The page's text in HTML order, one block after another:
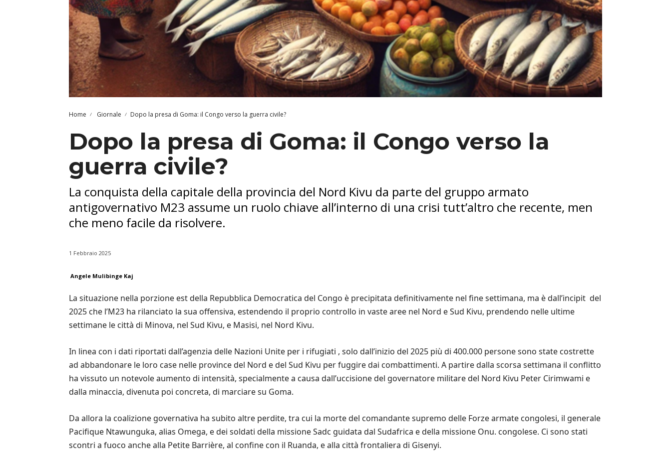
Home Giornale Dopo la presa di Goma: il Congo verso la guerra civile?
Dopo la presa di Goma: il Congo verso la
guerra civile?
La conquista della capitale della provincia del Nord Kivu da parte del gruppo armato
antigovernativo M23 assume un ruolo chiave all’interno di una crisi tutt’altro che recente, men
che meno facile da risolvere.
1 Febbraio 2025
Angele Mulibinge Kaj
La situazione nella porzione est della Repubblica Democratica del Congo è precipitata definitivamente nel fine settimana, ma è dall’incipit del
2025 che l’M23 ha rilanciato la sua offensiva, estendendo il proprio controllo in vaste aree nel Nord e Sud Kivu, prendendo nelle ultime
settimane le città di Minova, nel Sud Kivu, e Masisi, nel Nord Kivu.
In linea con i dati riportati dall’agenzia delle Nazioni Unite per i rifugiati , solo dall’inizio del 2025 più di 400.000 persone sono state costrette
ad abbandonare le loro case nelle province del Nord e del Sud Kivu per fuggire dai combattimenti. A partire dalla scorsa settimana il conflitto
ha vissuto un notevole aumento di intensità, specialmente a causa dall’uccisione del governatore militare del Nord Kivu Peter Cirimwami e
dalla minaccia, divenuta poi concreta, di marciare su Goma.
Da allora la coalizione governativa ha subito altre perdite, tra cui la morte del comandante supremo delle Forze armate congolesi, il generale
Pacifique Ntawunguka, alias Omega, e dei soldati della missione Sadc guidata dal Sudafrica e della missione Onu. congolese. Ci sono stati
scontri a fuoco anche alla Petite Barrière, al confine con il Ruanda, e alla città frontaliera di Gisenyi.